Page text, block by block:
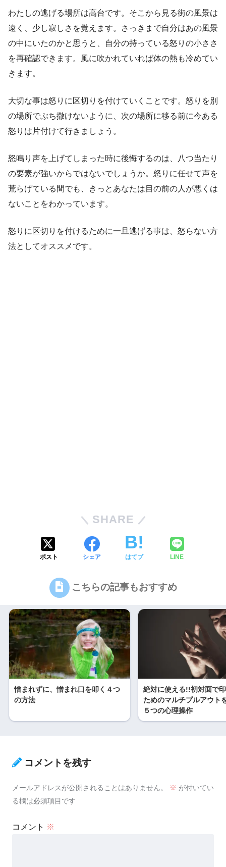
わたしの逃げる場所は高台です。そこから見る街の風景は
遠く、少し寂しさを覚えます。さっきまで自分はあの風景
の中にいたのかと思うと、自分の持っている怒りの小ささ
を再確認できます。風に吹かれていれば体の熱も冷めてい
きます。
大切な事は怒りに区切りを付けていくことです。怒りを別
の場所でぶち撒けないように、次の場所に移る前に今ある
怒りは片付けて行きましょう。
怒鳴り声を上げてしまった時に後悔するのは、八つ当たり
の要素が強いからではないでしょうか。怒りに任せて声を
荒らげている間でも、きっとあなたは目の前の人が悪くは
ないことをわかっています。
怒りに区切りを付けるために一旦逃げる事は、怒らない方
法としてオススメです。
SHARE
ポスト シェア はてブ LINE
こちらの記事もおすすめ
憎まれずに、憎まれ口を叩く４つ
の方法
絶対に使える!!初対面で
ためのマルチプルアウト
５つの心理操作
コメントを残す
メールアドレスが公開されることはありません。 ※ が付いてい
る欄は必須項目です
コメント ※